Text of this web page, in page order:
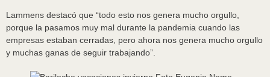
Lammens destacó que “todo esto nos genera mucho orgullo,
porque la pasamos muy mal durante la pandemia cuando las
empresas estaban cerradas, pero ahora nos genera mucho orgullo
y muchas ganas de seguir trabajando”.